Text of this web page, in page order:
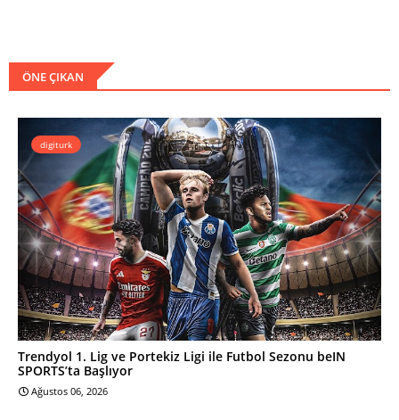
ÖNE ÇIKAN
digiturk
Trendyol 1. Lig ve Portekiz Ligi ile Futbol Sezonu beIN
SPORTS’ta Başlıyor
Ağustos 06, 2026